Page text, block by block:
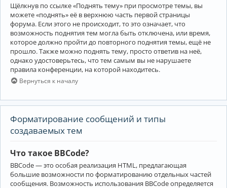
Щёлкнув по ссылке «Поднять тему» при просмотре темы, вы
можете «поднять» её в верхнюю часть первой страницы
форума. Если этого не происходит, то это означает, что
возможность поднятия тем могла быть отключена, или время,
которое должно пройти до повторного поднятия темы, ещё не
прошло. Также можно поднять тему, просто ответив на неё,
однако удостоверьтесь, что тем самым вы не нарушаете
правила конференции, на которой находитесь.
Вернуться к началу
Форматирование сообщений и типы
создаваемых тем
Что такое BBCode?
BBCode — это особая реализация HTML, предлагающая
большие возможности по форматированию отдельных частей
сообщения. Возможность использования BBCode определяется